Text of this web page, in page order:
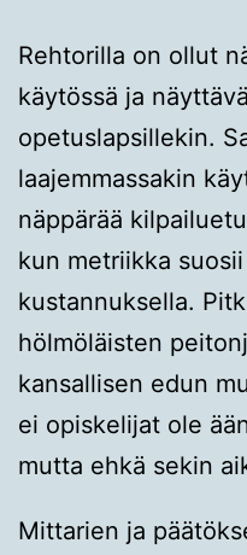
Rehtorilla on ollut
käytössä ja
opetuslapsillekin.
laajemmassakin
näppärää
kun metriikka
kustannuksella.
hölmöläisten
kansallisen edun
ei opiskelijat ole
mutta ehkä sekin
Mittarien ja